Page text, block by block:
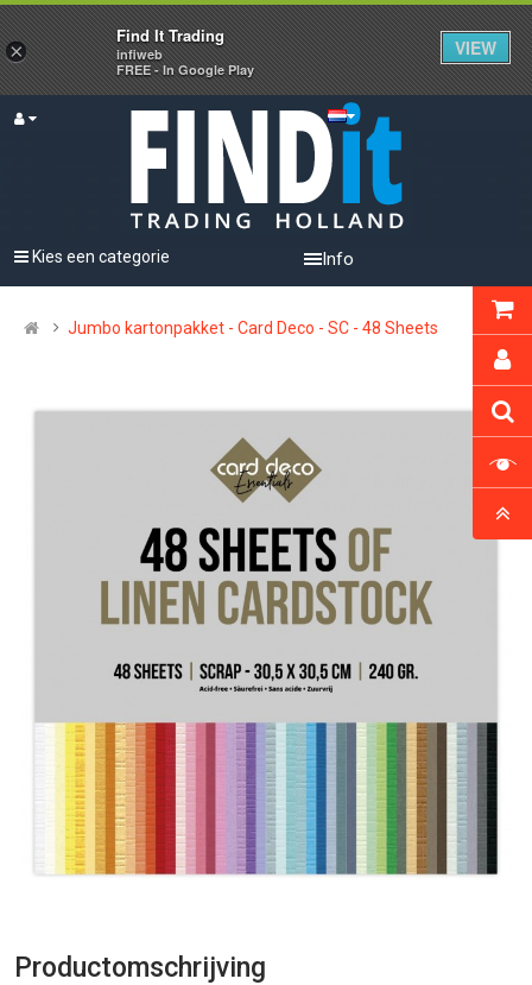
Info
Kies een categorie
Jumbo kartonpakket - Card Deco - SC - 48 Sheets
Productomschrijving
×
Find It Trading
infiweb
FREE - In Google Play
VIEW